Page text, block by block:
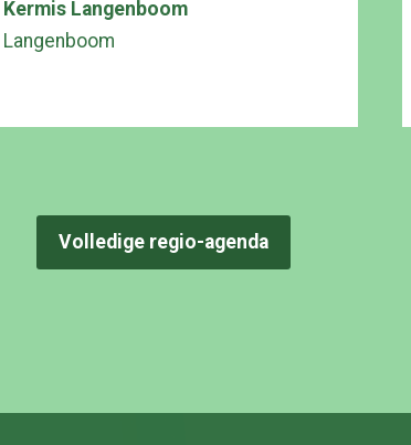
Kermis Langenboom
Langenboom
Volledige regio-agenda